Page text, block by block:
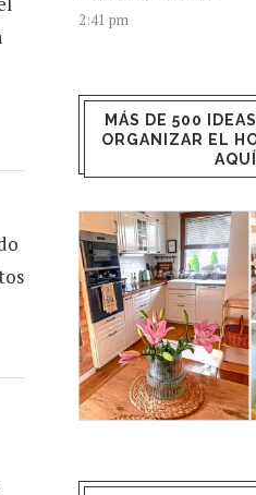
2:41 pm
MÁS DE 500
ORGANIZAR EL
AQUÍ